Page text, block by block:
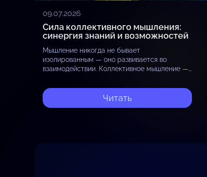
09.07.2026
Сила коллективного мышления:
синергия знаний и возможностей
Мышление никогда не бывает
изолированным — оно развивается во
взаимодействии. Коллективное мышление —
зрения, а единый поток идей, энергии и
осознания, где каждый участник…
Читать